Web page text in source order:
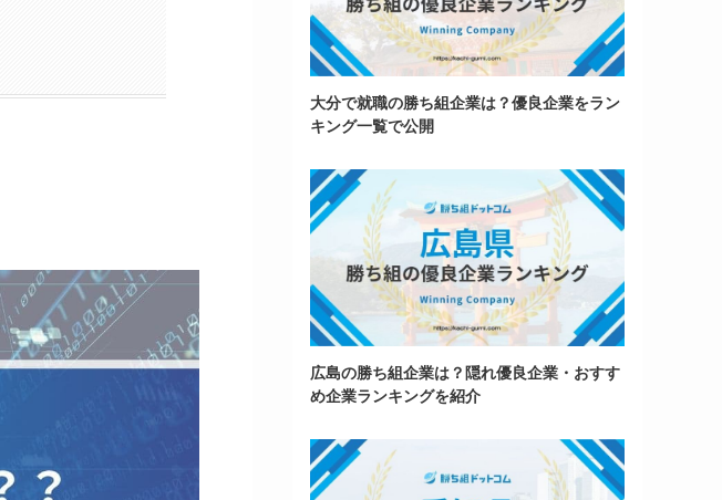
大分で就職の勝ち組企業は？優良企業をラン
キング一覧で公開
広島の勝ち組企業は？隠れ優良企業・おすす
め企業ランキングを紹介